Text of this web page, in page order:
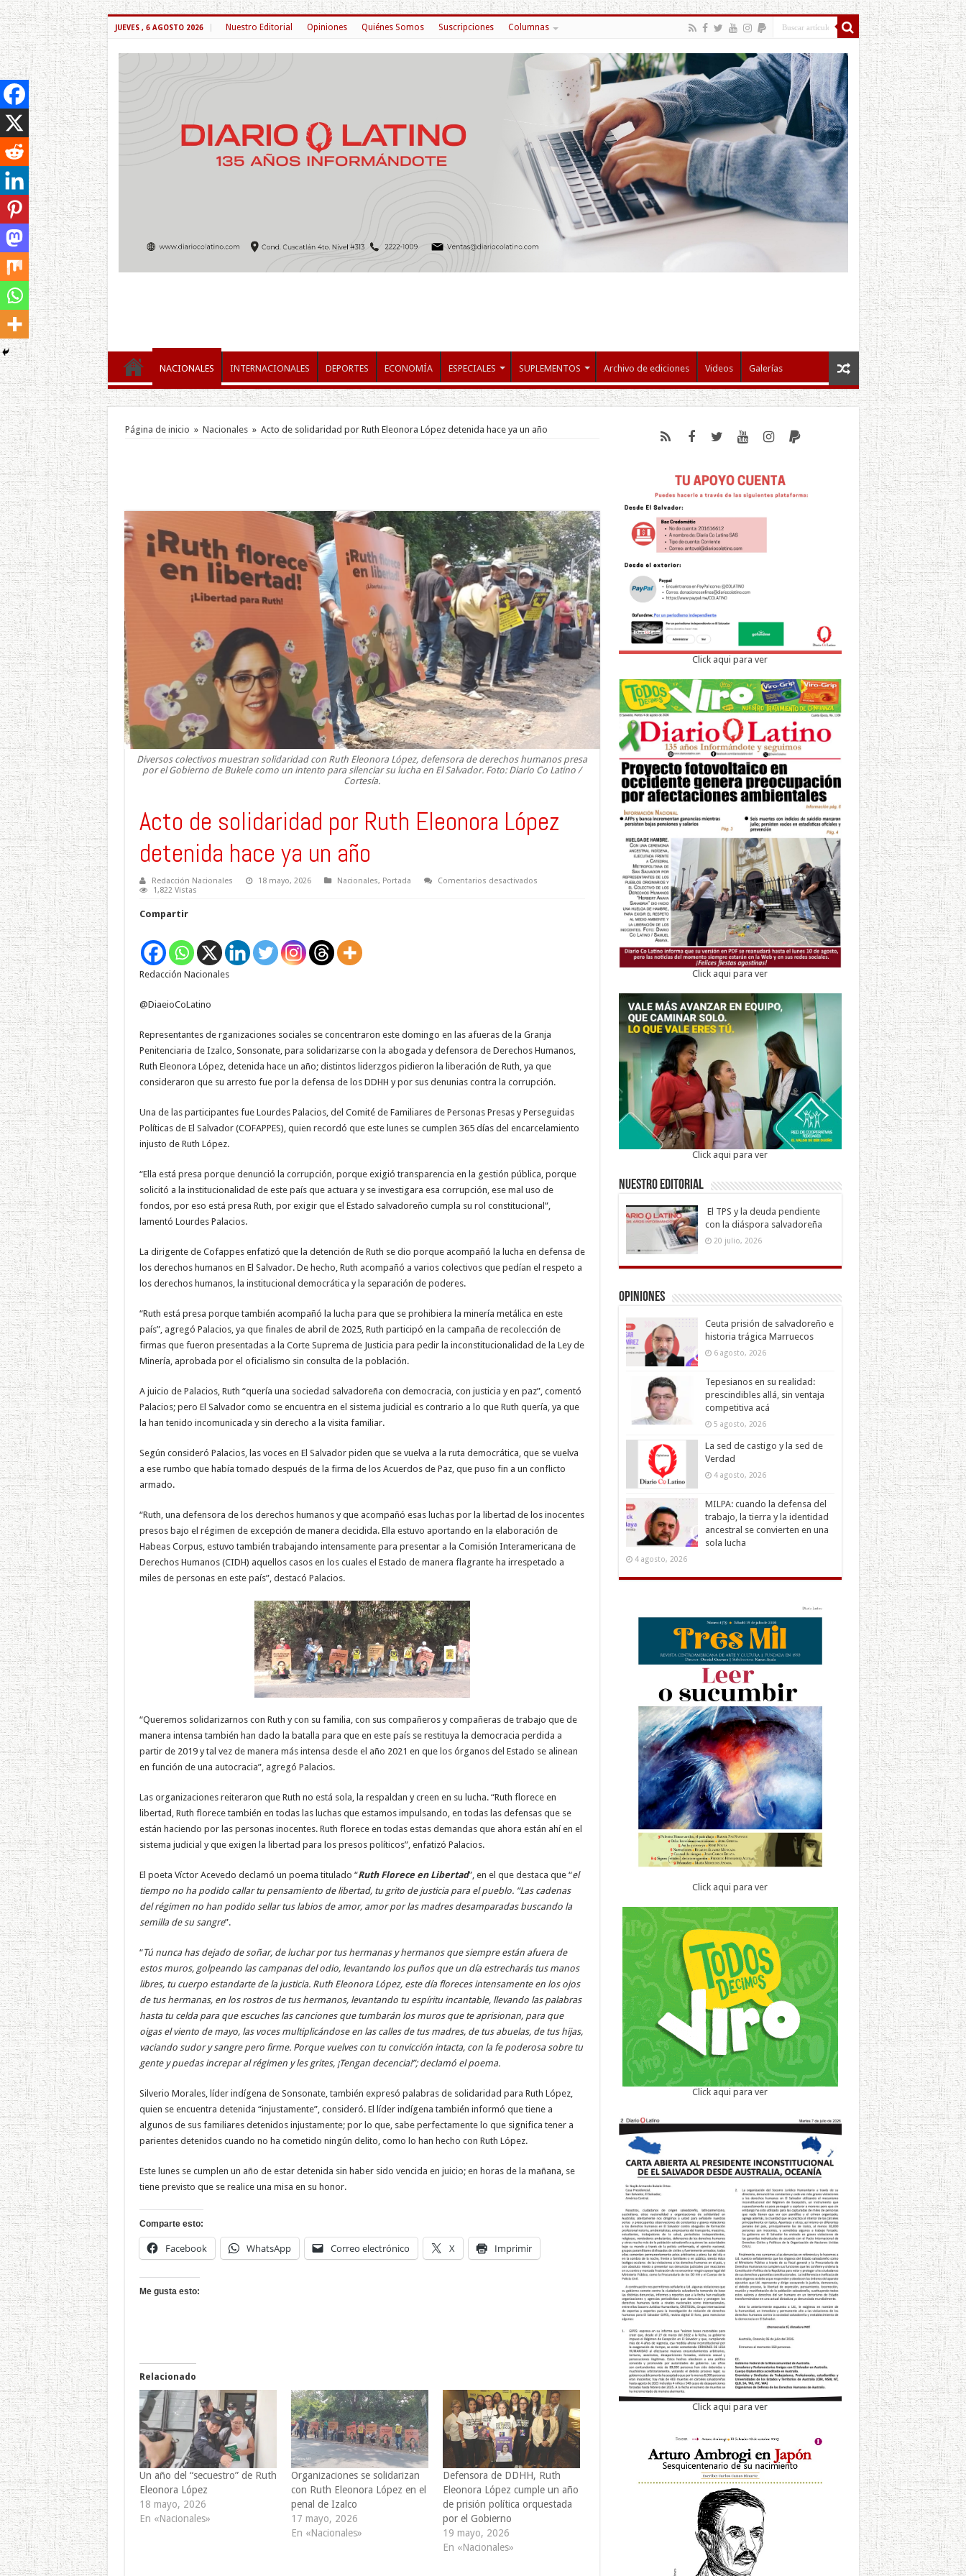
JUEVES , 6 AGOSTO 2026 Nuestro Editorial Opiniones Quiénes Somos Suscripciones Columnas
NACIONALES INTERNACIONALES DEPORTES ECONOMÍA ESPECIALES SUPLEMENTOS Archivo de ediciones Videos Galerías
Página de inicio » Nacionales » Acto de solidaridad por Ruth Eleonora López detenida hace ya un año
Diversos colectivos muestran solidaridad con Ruth Eleonora López, defensora de derechos humanos presa
por el Gobierno de Bukele como un intento para silenciar su lucha en El Salvador. Foto: Diario Co Latino /
Cortesía.
Acto de solidaridad por Ruth Eleonora López
detenida hace ya un año
Redacción Nacionales 18 mayo, 2026 Nacionales, Portada Comentarios desactivadosen
1,822 Vistas
Compartir
Redacción Nacionales
@DiaeioCoLatino
Representantes de rganizaciones sociales se concentraron este domingo en las afueras de la Granja
Penitenciaria de Izalco, Sonsonate, para solidarizarse con la abogada y defensora de Derechos Humanos,
Ruth Eleonora López, detenida hace un año; distintos liderzgos pidieron la liberación de Ruth, ya que
consideraron que su arresto fue por la defensa de los DDHH y por sus denunias contra la corrupción.
Una de las participantes fue Lourdes Palacios, del Comité de Familiares de Personas Presas y Perseguidas
Políticas de El Salvador (COFAPPES), quien recordó que este lunes se cumplen 365 días del encarcelamiento
injusto de Ruth López.
“Ella está presa porque denunció la corrupción, porque exigió transparencia en la gestión pública, porque
solicitó a la institucionalidad de este país que actuara y se investigara esa corrupción, ese mal uso de
fondos, por eso está presa Ruth, por exigir que el Estado salvadoreño cumpla su rol constitucional”,
lamentó Lourdes Palacios.
La dirigente de Cofappes enfatizó que la detención de Ruth se dio porque acompañó la lucha en defensa de
los derechos humanos en El Salvador. De hecho, Ruth acompañó a varios colectivos que pedían el respeto a
los derechos humanos, la institucional democrática y la separación de poderes.
“Ruth está presa porque también acompañó la lucha para que se prohibiera la minería metálica en este
país”, agregó Palacios, ya que finales de abril de 2025, Ruth participó en la campaña de recolección de
firmas que fueron presentadas a la Corte Suprema de Justicia para pedir la inconstitucionalidad de la Ley de
Minería, aprobada por el oficialismo sin consulta de la población.
A juicio de Palacios, Ruth “quería una sociedad salvadoreña con democracia, con justicia y en paz”, comentó
Palacios; pero El Salvador como se encuentra en el sistema judicial es contrario a lo que Ruth quería, ya que
la han tenido incomunicada y sin derecho a la visita familiar.
Según consideró Palacios, las voces en El Salvador piden que se vuelva a la ruta democrática, que se vuelva
a ese rumbo que había tomado después de la firma de los Acuerdos de Paz, que puso fin a un conflicto
armado.
“Ruth, una defensora de los derechos humanos y que acompañó esas luchas por la libertad de los inocentes
presos bajo el régimen de excepción de manera decidida. Ella estuvo aportando en la elaboración de
Habeas Corpus, estuvo también trabajando intensamente para presentar a la Comisión Interamericana de
Derechos Humanos (CIDH) aquellos casos en los cuales el Estado de manera flagrante ha irrespetado a
miles de personas en este país”, destacó Palacios.
“Queremos solidarizarnos con Ruth y con su familia, con sus compañeros y compañeras de trabajo que de
manera intensa también han dado la batalla para que en este país se restituya la democracia perdida a
partir de 2019 y tal vez de manera más intensa desde el año 2021 en que los órganos del Estado se alinean
en función de una autocracia”, agregó Palacios.
Las organizaciones reiteraron que Ruth no está sola, la respaldan y creen en su lucha. “Ruth florece en
libertad, Ruth florece también en todas las luchas que estamos impulsando, en todas las defensas que se
están haciendo por las personas inocentes. Ruth florece en todas estas demandas que ahora están ahí en el
sistema judicial y que exigen la libertad para los presos políticos”, enfatizó Palacios.
El poeta Víctor Acevedo declamó un poema titulado “Ruth Florece en Libertad”, en el que destaca que “el
tiempo no ha podido callar tu pensamiento de libertad, tu grito de justicia para el pueblo. “Las cadenas
del régimen no han podido sellar tus labios de amor, amor por las madres desamparadas buscando la
semilla de su sangre”.
“Tú nunca has dejado de soñar, de luchar por tus hermanas y hermanos que siempre están afuera de
estos muros, golpeando las campanas del odio, levantando los puños que un día estrecharás tus manos
libres, tu cuerpo estandarte de la justicia. Ruth Eleonora López, este día floreces intensamente en los ojos
de tus hermanas, en los rostros de tus hermanos, levantando tu espíritu incantable, llevando las palabras
hasta tu celda para que escuches las canciones que tumbarán los muros que te aprisionan, para que
oigas el viento de mayo, las voces multiplicándose en las calles de tus madres, de tus abuelas, de tus hijas,
vaciando sudor y sangre pero firme. Porque vuelves con tu convicción intacta, con la fe poderosa sobre tu
gente y puedas increpar al régimen y les grites, ¡Tengan decencia!”; declamó el poema.
Silverio Morales, líder indígena de Sonsonate, también expresó palabras de solidaridad para Ruth López,
quien se encuentra detenida “injustamente”, consideró. El líder indígena también informó que tiene a
algunos de sus familiares detenidos injustamente; por lo que, sabe perfectamente lo que significa tener a
parientes detenidos cuando no ha cometido ningún delito, como lo han hecho con Ruth López.
Este lunes se cumplen un año de estar detenida sin haber sido vencida en juicio; en horas de la mañana, se
tiene previsto que se realice una misa en su honor.
Comparte esto:
Facebook WhatsApp Correo electrónico X Imprimir
Me gusta esto:
Relacionado
Un año del “secuestro” de Ruth
Eleonora López
18 mayo, 2026
En «Nacionales»
Organizaciones se solidarizan
con Ruth Eleonora López en el
penal de Izalco
17 mayo, 2026
En «Nacionales»
Defensora de DDHH, Ruth
Eleonora López cumple un año
de prisión política orquestada
por el Gobierno
19 mayo, 2026
En «Nacionales»
Click aqui para ver
Click aqui para ver
Click aqui para ver
Nuestro Editorial
El TPS y la deuda pendiente
con la diáspora salvadoreña
20 julio, 2026
Opiniones
Ceuta prisión de salvadoreño e
historia trágica Marruecos
6 agosto, 2026
Tepesianos en su realidad:
prescindibles allá, sin ventaja
competitiva acá
5 agosto, 2026
La sed de castigo y la sed de
Verdad
4 agosto, 2026
MILPA: cuando la defensa del
trabajo, la tierra y la identidad
ancestral se convierten en una
sola lucha
4 agosto, 2026
Click aqui para ver
Click aqui para ver
Click aqui para ver